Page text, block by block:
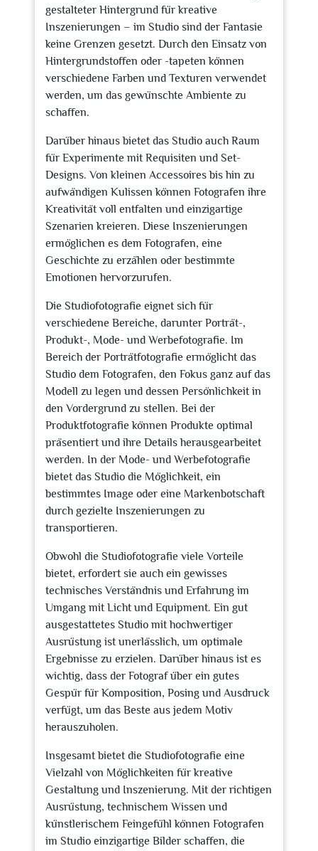
gestalteter Hintergrund für kreative
Inszenierungen – im Studio sind der Fantasie
keine Grenzen gesetzt. Durch den Einsatz von
Hintergrundstoffen oder -tapeten können
verschiedene Farben und Texturen verwendet
werden, um das gewünschte Ambiente zu
schaffen.
Darüber hinaus bietet das Studio auch Raum
für Experimente mit Requisiten und Set-
Designs. Von kleinen Accessoires bis hin zu
aufwändigen Kulissen können Fotografen ihre
Kreativität voll entfalten und einzigartige
Szenarien kreieren. Diese Inszenierungen
ermöglichen es dem Fotografen, eine
Geschichte zu erzählen oder bestimmte
Emotionen hervorzurufen.
Die Studiofotografie eignet sich für
verschiedene Bereiche, darunter Porträt-,
Produkt-, Mode- und Werbefotografie. Im
Bereich der Porträtfotografie ermöglicht das
Studio dem Fotografen, den Fokus ganz auf das
Modell zu legen und dessen Persönlichkeit in
den Vordergrund zu stellen. Bei der
Produktfotografie können Produkte optimal
präsentiert und ihre Details herausgearbeitet
werden. In der Mode- und Werbefotografie
bietet das Studio die Möglichkeit, ein
bestimmtes Image oder eine Markenbotschaft
durch gezielte Inszenierungen zu
transportieren.
Obwohl die Studiofotografie viele Vorteile
bietet, erfordert sie auch ein gewisses
technisches Verständnis und Erfahrung im
Umgang mit Licht und Equipment. Ein gut
ausgestattetes Studio mit hochwertiger
Ausrüstung ist unerlässlich, um optimale
Ergebnisse zu erzielen. Darüber hinaus ist es
wichtig, dass der Fotograf über ein gutes
Gespür für Komposition, Posing und Ausdruck
verfügt, um das Beste aus jedem Motiv
herauszuholen.
Insgesamt bietet die Studiofotografie eine
Vielzahl von Möglichkeiten für kreative
Gestaltung und Inszenierung. Mit der richtigen
Ausrüstung, technischem Wissen und
künstlerischem Feingefühl können Fotografen
im Studio einzigartige Bilder schaffen, die